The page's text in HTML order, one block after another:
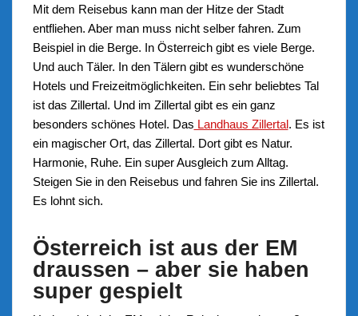
Mit dem Reisebus kann man der Hitze der Stadt
entfliehen. Aber man muss nicht selber fahren. Zum
Beispiel in die Berge. In Österreich gibt es viele Berge.
Und auch Täler. In den Tälern gibt es wunderschöne
Hotels und Freizeitmöglichkeiten. Ein sehr beliebtes Tal
ist das Zillertal. Und im Zillertal gibt es ein ganz
besonders schönes Hotel. Das Landhaus Zillertal. Es ist
ein magischer Ort, das Zillertal. Dort gibt es Natur.
Harmonie, Ruhe. Ein super Ausgleich zum Alltag.
Steigen Sie in den Reisebus und fahren Sie ins Zillertal.
Es lohnt sich.
Österreich ist aus der EM
draussen – aber sie haben
super gespielt